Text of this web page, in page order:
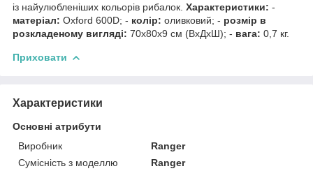
із найулюбленіших кольорів рибалок. Характеристики: -
матеріал: Oxford 600D; - колір: оливковий; - розмір в
розкладеному вигляді: 70х80х9 см (ВхДхШ); - вага: 0,7 кг.
Приховати
Характеристики
Основні атрибути
Виробник
Ranger
Сумісність з моделлю
Ranger